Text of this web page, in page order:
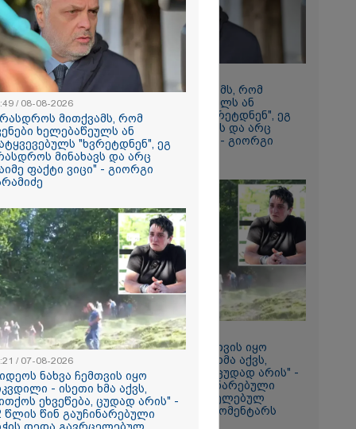
შემდეგ,
ყველას
უმძიმესი
ვალია,
ვიღებთ
- რას წერს
1641.00
08:49 / 08-08-2026
"არასდროს მითქვამს, რომ
ჩვენები ხელებაწეულს ან
დატყვევებულს "ხვრეტდნენ", ეგ
არასდროს მინახავს და არც
რაიმე ფაქტი ვიცი" - გიორგი
ბარამიძე
18:21 / 07-08-2026
"ვიდეოს ნახვა ჩემთვის იყო
სიკვდილი - ისეთი ხმა აქვს,
თითქოს ეხვეწება, ცუდად არის" -
12 წლის წინ გაუჩინარებული
ბიჭის დედა გავრცელებულ
ვიდეოზე პირველ კომენტარს
აკეთებს
/ 08-08-2026
მითქვამს, რომ
ხელებაწეულს ან
"ხვრეტდნენ", ეგ
მინახავს და არც
ფაქტი ვიცი" - გიორგი
/ 07-08-2026
ნახვა ჩემთვის იყო
- ისეთი ხმა აქვს,
ეხვეწება, ცუდად არის" -
წლის წინ გაუჩინარებული